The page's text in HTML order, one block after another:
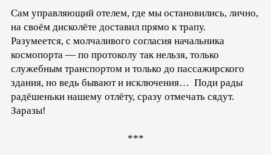
Сам управляющий отелем, где мы остановились, лично,
на своём дисколёте доставил прямо к трапу.
Разумеется, с молчаливого согласия начальника
космопорта — по протоколу так нельзя, только
служебным транспортом и только до пассажирского
здания, но ведь бывают и исключения… Поди рады
радёшеньки нашему отлёту, сразу отмечать сядут.
Заразы!
***